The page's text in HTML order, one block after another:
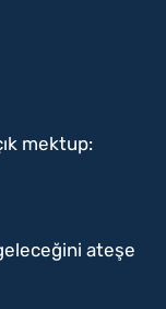
mektup:
ateşe